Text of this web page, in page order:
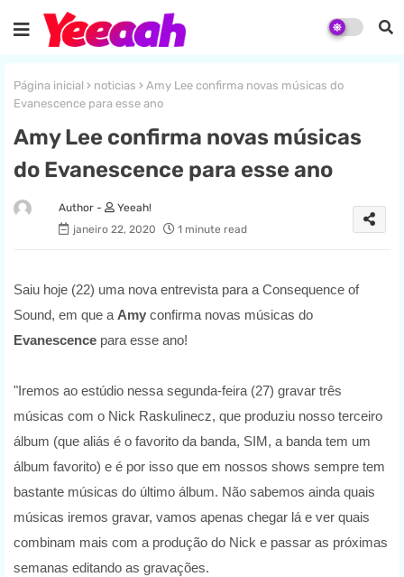
Página inicial noticias
Amy Lee confirma novas músicas do
Evanescence para esse ano
Amy Lee confirma novas músicas
do Evanescence para esse ano
Yeeah!
janeiro 22, 2020
1 minute read
Saiu hoje (22) uma nova entrevista para a Consequence of
Sound, em que a Amy confirma novas músicas do
Evanescence para esse ano!
"Iremos ao estúdio nessa segunda-feira (27) gravar três
músicas com o Nick Raskulinecz, que produziu nosso terceiro
álbum (que aliás é o favorito da banda, SIM, a banda tem um
álbum favorito) e é por isso que em nossos shows sempre tem
bastante músicas do último álbum. Não sabemos ainda quais
músicas iremos gravar, vamos apenas chegar lá e ver quais
combinam mais com a produção do Nick e passar as próximas
semanas editando as gravações.